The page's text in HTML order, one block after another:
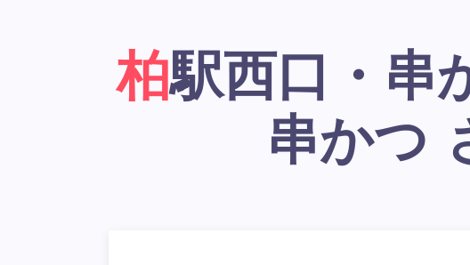
柏駅西口・串かつ居酒屋「大阪新世界
串かつ